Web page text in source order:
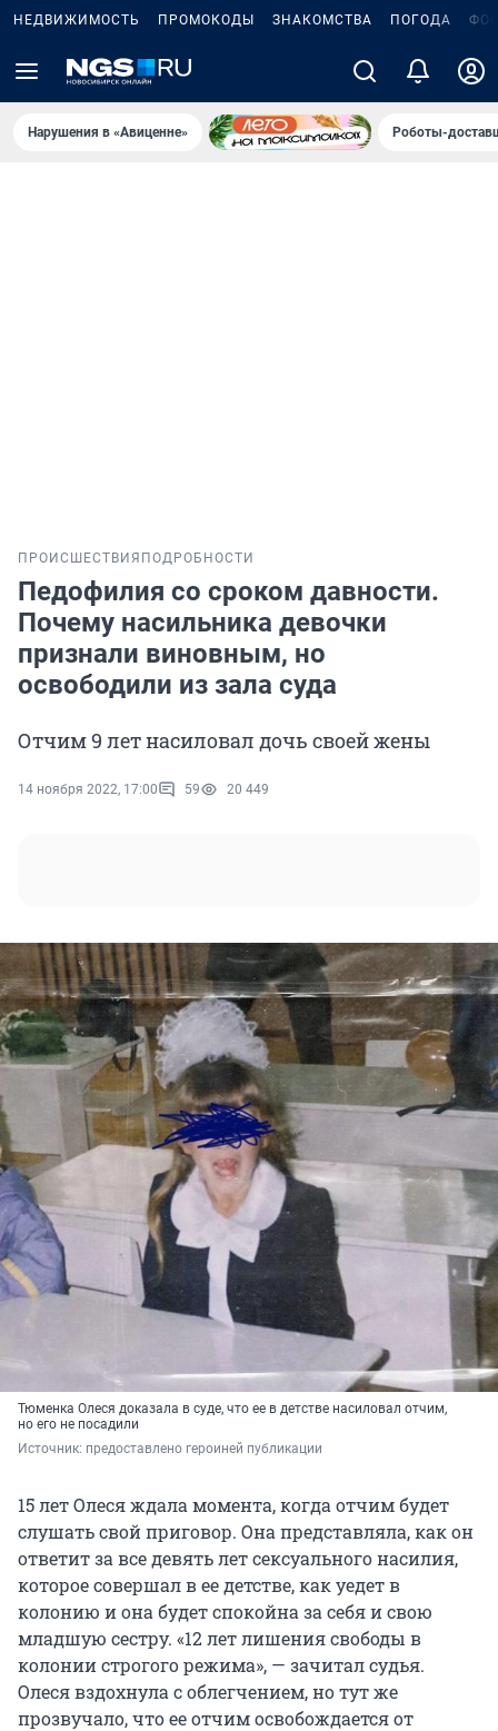
НЕДВИЖИМОСТЬ ПРОМОКОДЫ ЗНАКОМСТВА ПОГОДА
Нарушения в «Авиценне» Роботы-
ПРОИСШЕСТВИЯ ПОДРОБНОСТИ
Педофилия со сроком давности.
Почему насильника девочки
признали виновным, но
освободили из зала суда
Отчим 9 лет насиловал дочь своей жены
14 ноября 2022, 17:00 59 20 449
Тюменка Олеся доказала в суде, что ее в детстве насиловал отчим,
но его не посадили
Источник: предоставлено героиней публикации
15 лет Олеся ждала момента, когда отчим будет
слушать свой приговор. Она представляла, как он
ответит за все девять лет сексуального насилия,
которое совершал в ее детстве, как уедет в
колонию и она будет спокойна за себя и свою
младшую сестру. «12 лет лишения свободы в
колонии строгого режима», — зачитал судья.
Олеся вздохнула с облегчением, но тут же
прозвучало, что ее отчим освобождается от